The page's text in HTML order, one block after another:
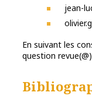
jean-
En suivant les
question